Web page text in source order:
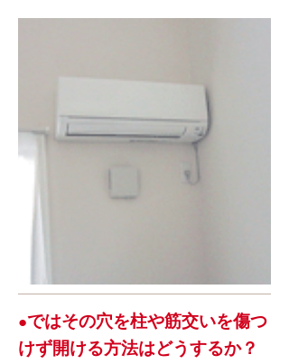
​●ではその穴を柱や筋交いを傷つ
けず開ける方法はどうするか？